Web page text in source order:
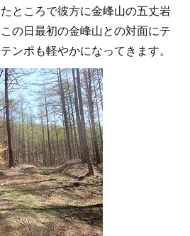
ところで彼方に金峰山の五丈岩
の日最初の金峰山との対面にテ
ンポも軽やかになってきます。